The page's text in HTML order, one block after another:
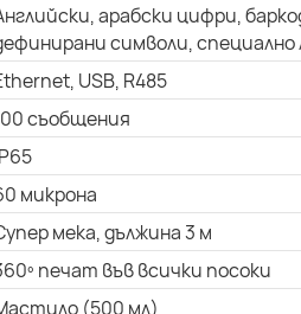
арабски цифри,
символи, специално
USB, R485
съобщения
микрона
мека, дължина 3 м
печат във всички посоки
(500 мл)